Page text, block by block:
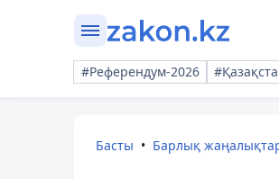
#Референдум-2026
Басты Барлық